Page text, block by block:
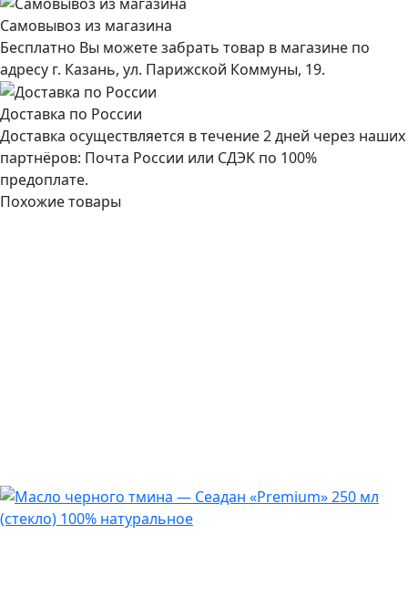
Самовывоз из магазина
Бесплатно Вы можете забрать товар в магазине по
адресу г. Казань, ул. Парижской Коммуны, 19.
Доставка по России
Доставка осуществляется в течение 2 дней через наших
партнёров: Почта России или СДЭК по 100%
предоплате.
Похожие товары